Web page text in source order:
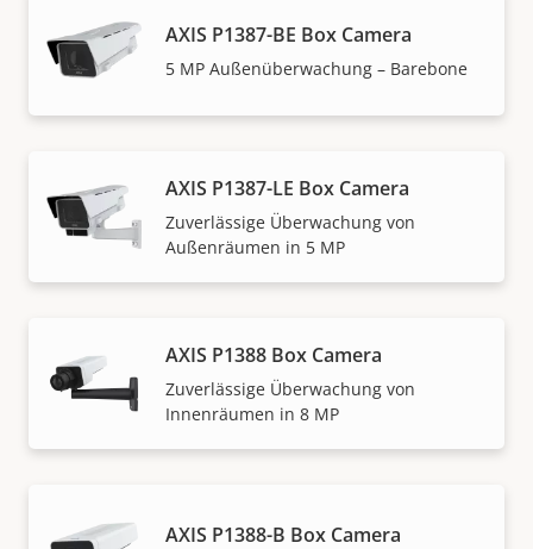
AXIS P1387-BE Box Camera
5 MP Außenüberwachung – Barebone
AXIS P1387-LE Box Camera
Zuverlässige Überwachung von
Außenräumen in 5 MP
AXIS P1388 Box Camera
Zuverlässige Überwachung von
Innenräumen in 8 MP
AXIS P1388-B Box Camera